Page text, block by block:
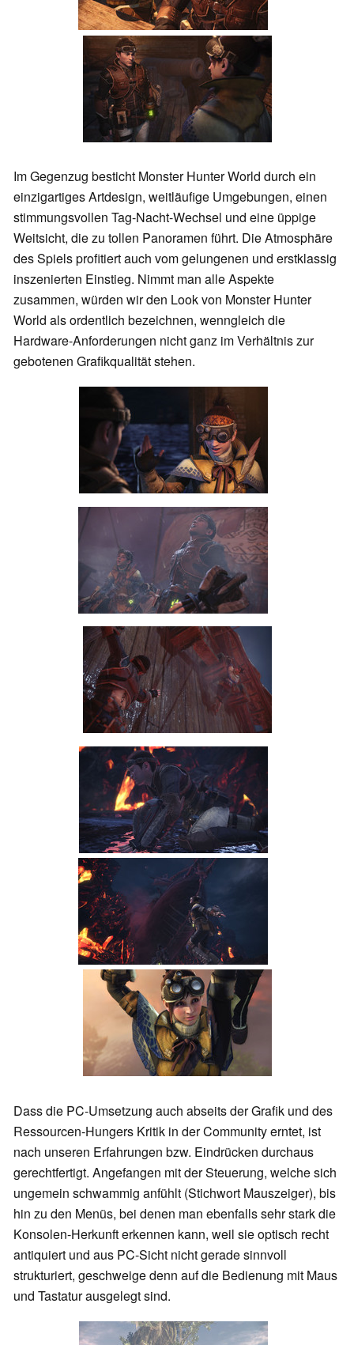
Im Gegenzug besticht Monster Hunter World durch ein
einzigartiges Artdesign, weitläufige Umgebungen, einen
stimmungsvollen Tag-Nacht-Wechsel und eine üppige
Weitsicht, die zu tollen Panoramen führt. Die Atmosphäre
des Spiels profitiert auch vom gelungenen und erstklassig
inszenierten Einstieg. Nimmt man alle Aspekte
zusammen, würden wir den Look von Monster Hunter
World als ordentlich bezeichnen, wenngleich die
Hardware-Anforderungen nicht ganz im Verhältnis zur
gebotenen Grafikqualität stehen.
Dass die PC-Umsetzung auch abseits der Grafik und des
Ressourcen-Hungers Kritik in der Community erntet, ist
nach unseren Erfahrungen bzw. Eindrücken durchaus
gerechtfertigt. Angefangen mit der Steuerung, welche sich
ungemein schwammig anfühlt (Stichwort Mauszeiger), bis
hin zu den Menüs, bei denen man ebenfalls sehr stark die
Konsolen-Herkunft erkennen kann, weil sie optisch recht
antiquiert und aus PC-Sicht nicht gerade sinnvoll
strukturiert, geschweige denn auf die Bedienung mit Maus
und Tastatur ausgelegt sind.